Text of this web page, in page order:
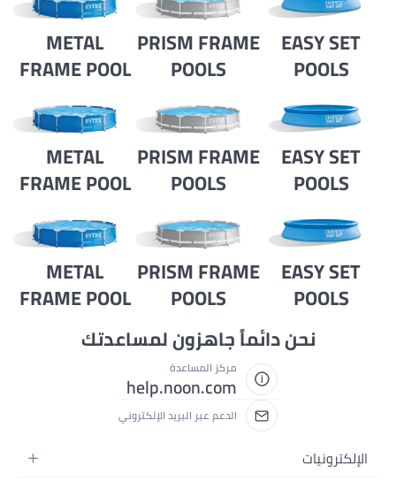
EASY SET
POOLS
PRISM FRAME
POOLS
METAL
FRAME POOL
EASY SET
POOLS
PRISM FRAME
POOLS
METAL
FRAME POOL
EASY SET
POOLS
PRISM FRAME
POOLS
METAL
FRAME POOL
نحن دائماً جاهزون لمساعدتك
مركز المساعدة
help.noon.com
الدعم عبر البريد الإلكتروني
الإلكترونيات